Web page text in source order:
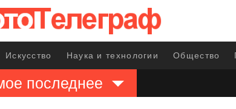
Искусство Наука и технологии Общество
последнее